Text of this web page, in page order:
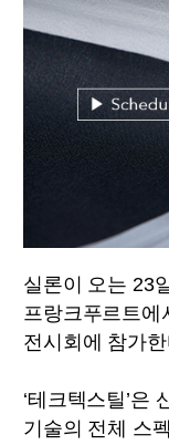
실론이 오는 23
프랑크푸르트에
전시회에 참가
‘테크텍스틸’은
기술의 전체 스